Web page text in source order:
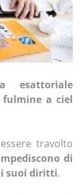
esattoriale
fulmine a ciel
travolto
di
i suoi diritti.